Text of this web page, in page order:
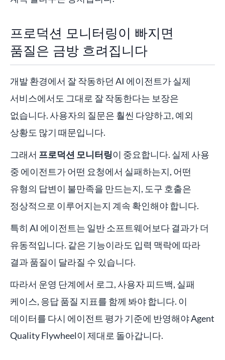
프로덕션 모니터링이 빠지면
품질은 금방 흐려집니다
개발 환경에서 잘 작동하던 AI 에이전트가 실제
서비스에서도 그대로 잘 작동한다는 보장은
없습니다. 사용자의 질문은 훨씬 다양하고, 예외
상황도 많기 때문입니다.
그래서 프로덕션 모니터링이 중요합니다. 실제 사용
중 에이전트가 어떤 요청에서 실패하는지, 어떤
유형의 답변이 불만족을 만드는지, 도구 호출은
정상적으로 이루어지는지 계속 확인해야 합니다.
특히 AI 에이전트는 일반 소프트웨어보다 결과가 더
유동적입니다. 같은 기능이라도 입력 맥락에 따라
결과 품질이 달라질 수 있습니다.
따라서 운영 단계에서 로그, 사용자 피드백, 실패
케이스, 응답 품질 지표를 함께 봐야 합니다. 이
데이터를 다시 에이전트 평가 기준에 반영해야 Agent
Quality Flywheel이 제대로 돌아갑니다.